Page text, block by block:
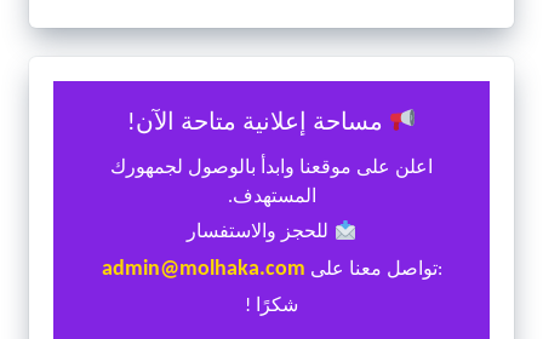
مساحة إعلانية متاحة الآن!
اعلن على موقعنا وابدأ بالوصول لجمهورك
المستهدف.
للحجز والاستفسار
:تواصل معنا على admin@molhaka.com
شكرًا !